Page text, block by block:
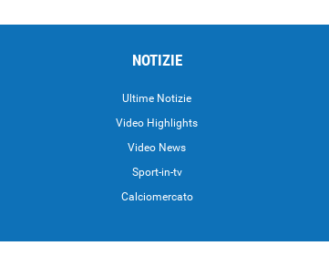
NOTIZIE
Ultime Notizie
Video Highlights
Video News
Sport-in-tv
Calciomercato